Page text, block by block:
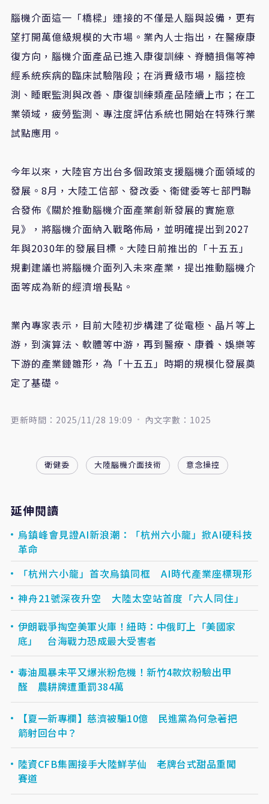
腦機介面這一「橋樑」連接的不僅是人腦與設備，更有
望打開萬億級規模的大市場。業內人士指出，在醫療康
復方向，腦機介面產品已進入康復訓練、脊髓損傷等神
經系統疾病的臨床試驗階段；在消費級市場，腦控檢
測、睡眠監測與改善、康復訓練類產品陸續上市；在工
業領域，疲勞監測、專注度評估系統也開始在特殊行業
試點應用。
今年以來，大陸官方出台多個政策支援腦機介面領域的
發展。8月，大陸工信部、發改委 、衛健委等七部門聯
合發佈《關於推動腦機介面產業創新發展的實施意
見》，將腦機介面納入戰略佈局，並明確提出到2027
年與2030年的發展目標。大陸日前推出的「十五五」
規劃建議也將腦機介面列入未來產業，提出推動腦機介
面等成為新的經濟增長點。
業內專家表示，目前大陸初步構建了從電極、晶片等上
游，到演算法、軟體等中游，再到醫療、康養、娛樂等
下游的產業鏈雛形，為「十五五」時期的規模化發展奠
定了基礎。
更新時間：2025/11/28 19:09 內文字數：1025
衛健委 大陸腦機介面技術 意念操控
延伸閱讀
烏鎮峰會見證AI新浪潮：「杭州六小龍」掀AI硬科技
革命
「杭州六小龍」首次烏鎮同框 AI時代產業座標現形
神舟21號深夜升空 大陸太空站首度「六人同住」
伊朗戰爭掏空美軍火庫！紐時：中俄盯上「美國家
底」 台海戰力恐成最大受害者
毒油風暴未平又爆米粉危機！新竹4款炊粉驗出甲
醛 農耕牌遭重罰384萬
【夏一新專欄】慈濟被騙10億 民進黨為何急著把
箭射回台中？
陸資CFB集團接手大陸鮮芋仙 老牌台式甜品重闖
賽道